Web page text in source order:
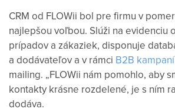
CRM od FLOWii bol pre firmu v
najlepšou voľbou. Slúži na evidenciu
prípadov a zákaziek, disponuje
a dodávateľov a v rámci B2B kampaní
mailing. „FLOWii nám pomohlo, aby
kontakty krásne rozdelené, je s ním
dodáva.